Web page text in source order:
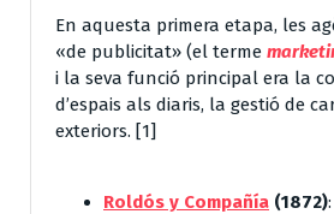
En aquesta primera etapa, les
«de publicitat» (el terme
i la seva funció principal era la
d’espais als diaris, la gestió de
exteriors. [1]
Roldós y Compañía (1872)